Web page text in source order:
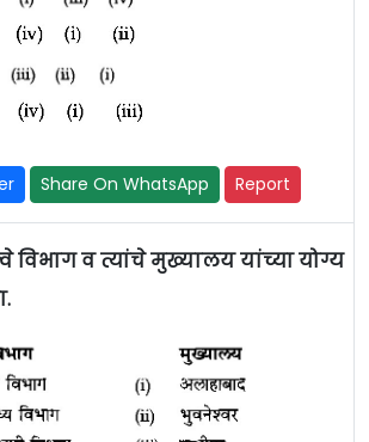
Share On WhatsApp Report
विभाग व त्यांचे मुख्यालय यांच्या योग्य